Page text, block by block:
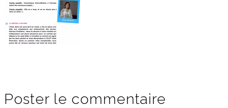
Poster le commentaire